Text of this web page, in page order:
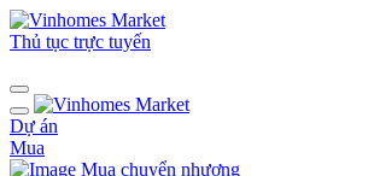
Thủ tục trực tuyến
Dự án
Mua
Mua chuyển nhượng